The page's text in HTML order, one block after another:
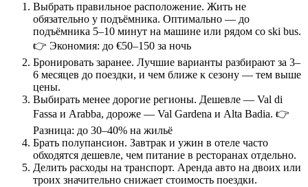
Выбрать правильное расположение. Жить не
обязательно у подъёмника. Оптимально — до
подъёмника 5–10 минут на машине или рядом со ski bus.
👉 Экономия: до €50–150 за ночь
Бронировать заранее. Лучшие варианты разбирают за 3–
6 месяцев до поездки, и чем ближе к сезону — тем выше
цены.
Выбирать менее дорогие регионы. Дешевле — Val di
Fassa и Arabba, дороже — Val Gardena и Alta Badia. 👉
Разница: до 30–40% на жильё
Брать полупансион. Завтрак и ужин в отеле часто
обходятся дешевле, чем питание в ресторанах отдельно.
Делить расходы на транспорт. Аренда авто на двоих или
троих значительно снижает стоимость поездки.